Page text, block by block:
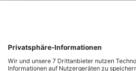
herrlichen Duft und das